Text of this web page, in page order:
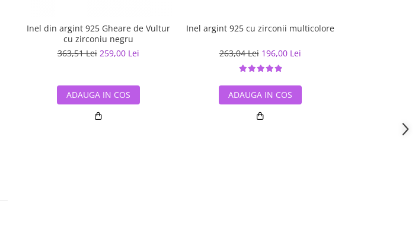
Inel din argint 925 Gheare de Vultur
cu zirconiu negru
363,51 Lei 259,00 Lei
ADAUGA IN COS
Inel argint 925 cu zirconii multicolore
263,04 Lei 196,00 Lei
ADAUGA IN COS